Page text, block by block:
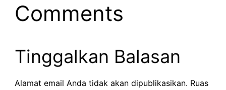
Comments
Tinggalkan Balasan
Alamat email Anda tidak akan dipublikasikan. Ruas